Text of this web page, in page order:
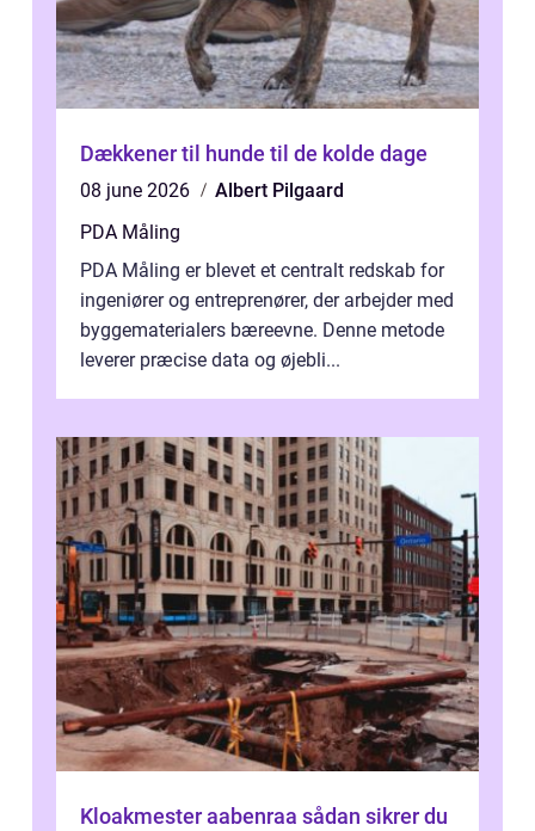
Dækkener til hunde til de kolde dage
08 june 2026
Albert Pilgaard
PDA Måling
PDA Måling er blevet et centralt redskab for
ingeniører og entreprenører, der arbejder med
byggematerialers bæreevne. Denne metode
leverer præcise data og øjebli...
Kloakmester aabenraa sådan sikrer du